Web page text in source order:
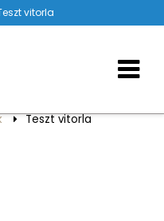
vitorla
Teszt vitorla